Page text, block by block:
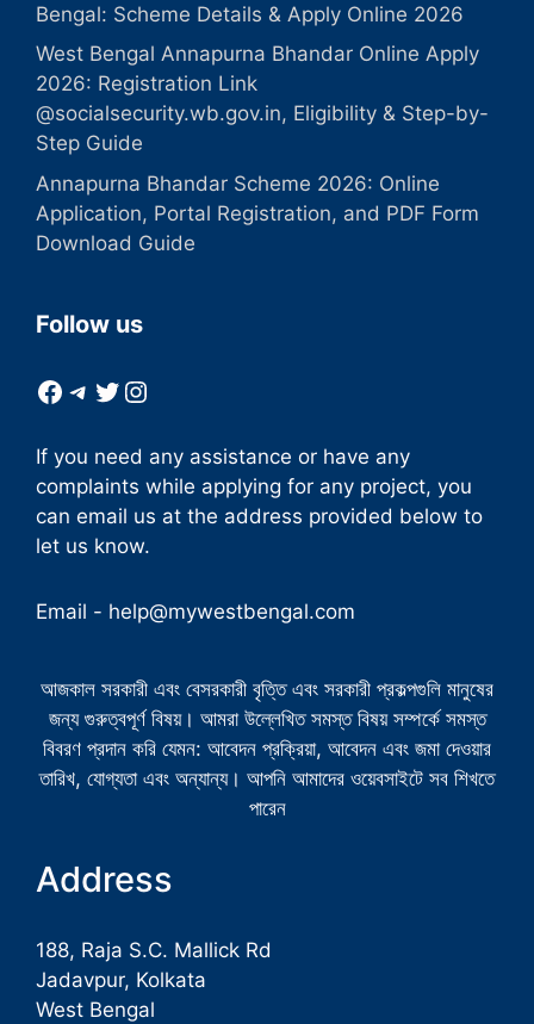
Bengal: Scheme Details & Apply Online 2026
West Bengal Annapurna Bhandar Online Apply
2026: Registration Link
@socialsecurity.wb.gov.in, Eligibility & Step-by-
Step Guide
Annapurna Bhandar Scheme 2026: Online
Application, Portal Registration, and PDF Form
Download Guide
Follow us
Facebook
Telegram
Twitter
Instagram
If you need any assistance or have any
complaints while applying for any project, you
can email us at the address provided below to
let us know.
Email - help@mywestbengal.com
আজকাল সরকারী এবং বেসরকারী বৃত্তি এবং সরকারী প্রকল্পগুলি মানুষের
জন্য গুরুত্বপূর্ণ বিষয়। আমরা উল্লেখিত সমস্ত বিষয় সম্পর্কে সমস্ত
বিবরণ প্রদান করি যেমন: আবেদন প্রক্রিয়া, আবেদন এবং জমা দেওয়ার
তারিখ, যোগ্যতা এবং অন্যান্য। আপনি আমাদের ওয়েবসাইটে সব শিখতে
পারেন
Address
188, Raja S.C. Mallick Rd
Jadavpur, Kolkata
West Bengal